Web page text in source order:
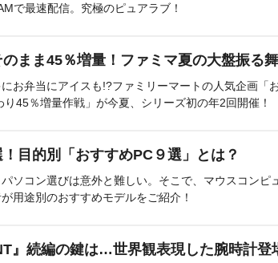
で最速配信。究極のピュアラブ！
のまま45％増量！ファミマ夏の大盤振る
お弁当にアイスも!?ファミリーマートの人気企画「
り45％増量作戦」が今夏、シリーズ初の年2回開催！
目的別「おすすめPC９選」とは？
ソコン選びは意外と難しい。そこで、マウスコンピ
用途別のおすすめモデルをご紹介！
』続編の鍵は…世界観表現した腕時計登